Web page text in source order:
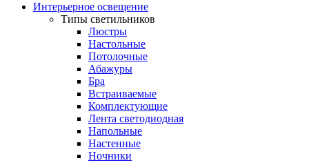
Интерьерное освещение
Типы светильников
Люстры
Настольные
Потолочные
Абажуры
Бра
Встраиваемые
Комплектующие
Лента светодиодная
Напольные
Настенные
Ночники